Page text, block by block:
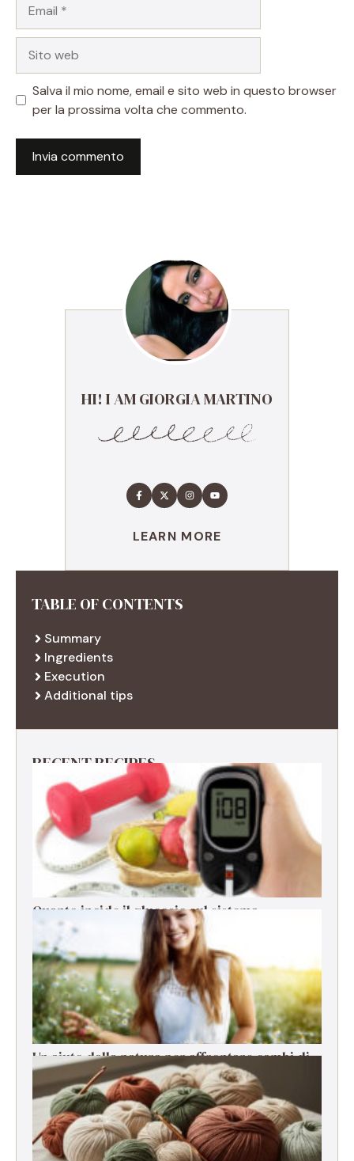
web
Salva il mio nome, email e sito web in questo browser
per la prossima volta che commento.
HI! I AM GIORGIA MARTINO
LEARN MORE
TABLE OF CONTENTS
Summary
Ingredients
Execution
Additional tips
RECENT RECIPES
Quanto incide il glucosio sul sistema
immunitario?
Un aiuto dalla natura per affrontare cambi di
stagione, stress e cali di energia